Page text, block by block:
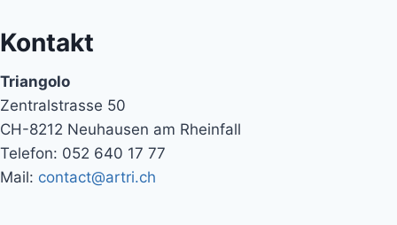
Kontakt
Triangolo
Zentralstrasse 50
CH-8212 Neuhausen am Rheinfall
Telefon: 052 640 17 77
Mail: contact@artri.ch